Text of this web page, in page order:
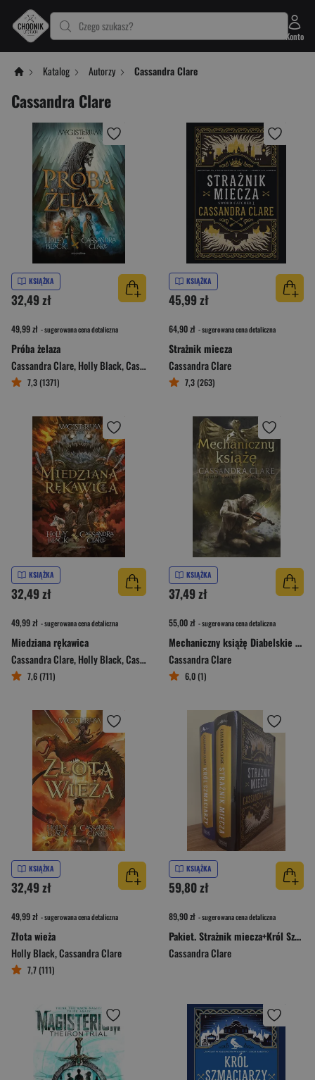
Czego szukasz?
Konto
Katalog Autorzy Cassandra Clare
Cassandra Clare
KSIĄŻKA
32,49 zł
49,99 zł - sugerowana cena detaliczna
Próba żelaza
Cassandra Clare,Holly Black,Cassandra Clare; Holly Black
7,3 (1371)
KSIĄŻKA
45,99 zł
64,90 zł - sugerowana cena detaliczna
Strażnik miecza
Cassandra Clare
7,3 (263)
KSIĄŻKA
32,49 zł
49,99 zł - sugerowana cena detaliczna
Miedziana rękawica
Cassandra Clare,Holly Black,Cassandra Clare; Holly Black
7,6 (711)
KSIĄŻKA
37,49 zł
55,00 zł - sugerowana cena detaliczna
Mechaniczny książę Diabelskie maszyny Tom 2
Cassandra Clare
6,0 (1)
KSIĄŻKA
32,49 zł
49,99 zł - sugerowana cena detaliczna
Złota wieża
Holly Black,Cassandra Clare
7,7 (111)
KSIĄŻKA
59,80 zł
89,90 zł - sugerowana cena detaliczna
Pakiet. Strażnik miecza+Król Szmaciarzy
Cassandra Clare